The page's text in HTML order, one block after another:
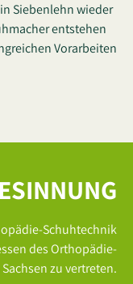
Siebenlehn wieder
entstehen
Vorarbeiten
Schuhtechnik
des Orthopädie-
zu vertreten.